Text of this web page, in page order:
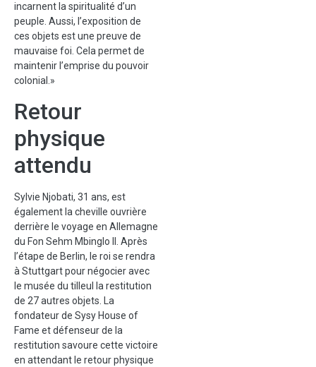
incarnent la spiritualité d’un
peuple. Aussi, l’exposition de
ces objets est une preuve de
mauvaise foi. Cela permet de
maintenir l’emprise du pouvoir
colonial.»
Retour
physique
attendu
Sylvie Njobati, 31 ans, est
également la cheville ouvrière
derrière le voyage en Allemagne
du Fon Sehm Mbinglo II. Après
l’étape de Berlin, le roi se rendra
à Stuttgart pour négocier avec
le musée du tilleul la restitution
de 27 autres objets. La
fondateur de Sysy House of
Fame et défenseur de la
restitution savoure cette victoire
en attendant le retour physique